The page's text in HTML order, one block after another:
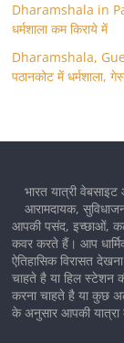
Dharamshala in
धर्मशाला कम किराये में
Dharamshala,
पठानकोट में धर्मशाला,
भारत यात्री
आरामदायक,
आपकी पसंद, इच्छाओं,
कवर करते हैं। आप
ऐतिहासिक विरासत
चाहते है या हिल स्टेशन
करना चाहते है या कुछ
के अनुसार आपकी यात्रा